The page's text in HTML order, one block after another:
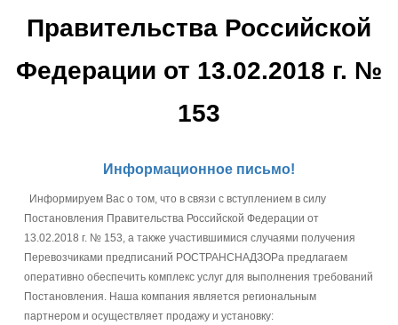
Правительства Российской
Федерации от 13.02.2018 г. №
153
Информационное письмо!
Информируем Вас о том, что в связи с вступлением в силу
Постановления Правительства Российской Федерации от
13.02.2018 г. № 153, а также участившимися случаями получения
Перевозчиками предписаний РОСТРАНСНАДЗОРа предлагаем
оперативно обеспечить комплекс услуг для выполнения требований
Постановления. Наша компания является региональным
партнером и осуществляет продажу и установку: